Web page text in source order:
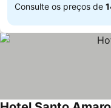
Consulte os preços de